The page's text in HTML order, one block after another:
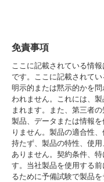
免責事項
ここに記載されている情
です。ここに記載されてい
明示的または黙示的かを
われません。これには、
まれます。また、第三者
製品、データまたは情報
りません。製品の適合性
持たず、製品の特性、使
ありません。契約条件、
す。当社製品を使用する
るために予備試験で製品